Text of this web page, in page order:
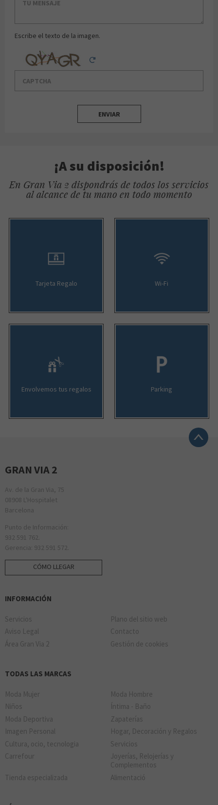
Escribe el texto de la imagen.
Captcha
ENVIAR
¡A su disposición!
En Gran Via 2 dispondrás de todos los servicios
al alcance de tu mano en todo momento
Tarjeta Regalo Wi-Fi
Envolvemos tus regalos Parking
GRAN VIA 2
Av. de la Gran Via, 75
08908 L'Hospitalet
Barcelona
Punto de Información:
932 591 762.
Gerencia: 932 591 572.
CÓMO LLEGAR
INFORMACIÓN
Servicios
Plano del sitio web
Aviso Legal
Contacto
Área Gran Via 2
Gestión de cookies
TODAS LAS MARCAS
Moda Mujer
Moda Hombre
Niños
Íntima - Baño
Moda Deportiva
Zapaterías
Imagen Personal
Hogar, Decoración y Regalos
Cultura, ocio, tecnologia
Servicios
Carrefour
Joyerías, Relojerías y
Complementos
Tienda especializada
Alimentació